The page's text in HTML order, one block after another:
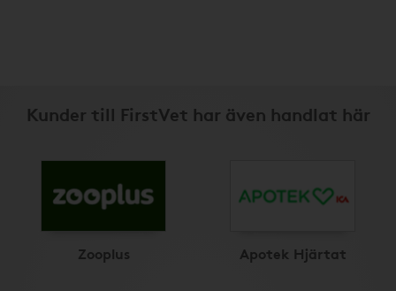
Kunder till FirstVet har även handlat här
Zooplus Apotek Hjärtat